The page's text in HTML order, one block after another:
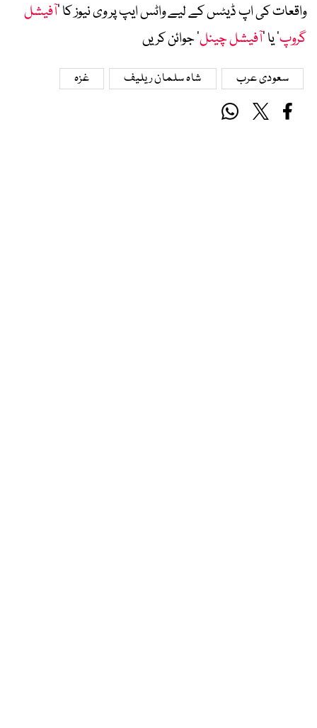
واقعات کی اپ ڈیٹس کے لیے واٹس ایپ پر وی نیوز کا ’آفیشل
گروپ‘ یا ’آفیشل چینل‘ جوائن کریں
سعودی عرب شاہ سلمان ریلیف غزہ